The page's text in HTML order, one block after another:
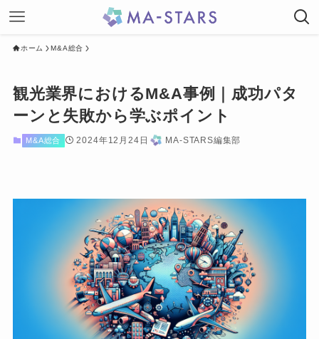
ホーム M&A総合
観光業界におけるM&A事例｜成功パタ
ーンと失敗から学ぶポイント
M&A総合 2024年12月24日 MA-STARS編集部